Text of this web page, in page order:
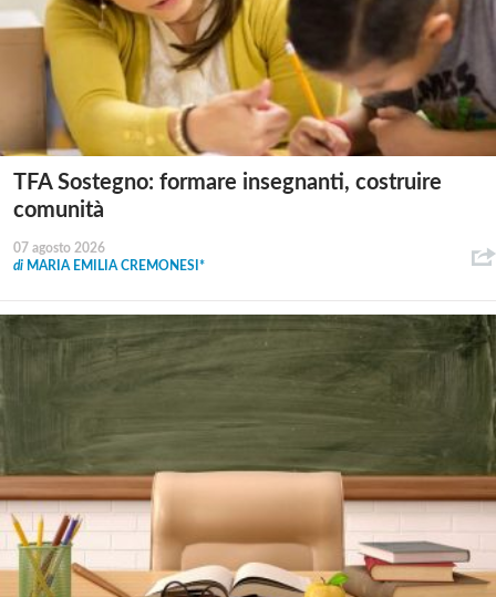
TFA Sostegno: formare insegnanti, costruire
comunità
07 agosto 2026
di MARIA EMILIA CREMONESI*